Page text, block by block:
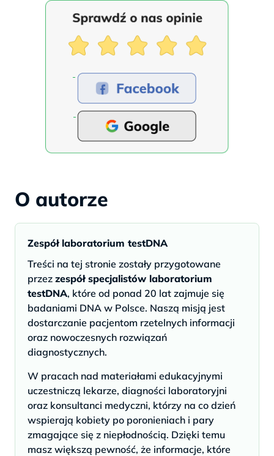
O autorze
Zespół laboratorium testDNA
Treści na tej stronie zostały przygotowane
przez zespół specjalistów laboratorium
testDNA, które od ponad 20 lat zajmuje się
badaniami DNA w Polsce. Naszą misją jest
dostarczanie pacjentom rzetelnych informacji
oraz nowoczesnych rozwiązań
diagnostycznych.
W pracach nad materiałami edukacyjnymi
uczestniczą lekarze, diagności laboratoryjni
oraz konsultanci medyczni, którzy na co dzień
wspierają kobiety po poronieniach i pary
zmagające się z niepłodnością. Dzięki temu
masz większą pewność, że informacje, które